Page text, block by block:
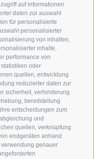
auf informationen
daten zur auswahl
für personalisierte
personalisierter
von inhalten,
inhalte,
performance von
oder
quellen, entwicklung
reduzierter daten zur
sicherheit, verhinderung
bereitstellung
entscheidungen zum
und
quellen, verknüpfung
endgeräten anhand
genauer